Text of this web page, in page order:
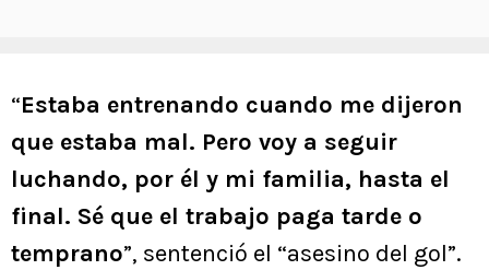
“Estaba entrenando cuando me dijeron
que estaba mal. Pero voy a seguir
luchando, por él y mi familia, hasta el
final. Sé que el trabajo paga tarde o
temprano”, sentenció el “asesino del gol”.